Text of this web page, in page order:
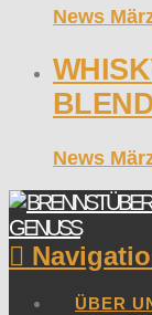
News
News
ÜBER